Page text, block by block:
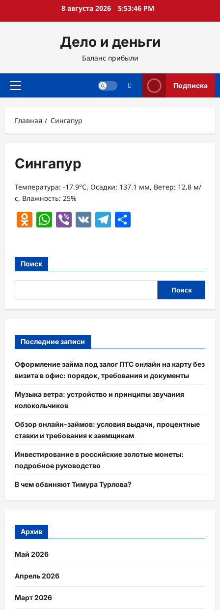
8 августа 2026 5:53:47 PM
Дело и деньги
Баланс прибыли
Основное
Подписка
Главная Сингапур
Сингапур
Температура: -17.9°C, Осадки: 137.1 мм, Ветер: 12.8 м/
с, Влажность: 25%
Odnoklassniki
WhatsApp
Viber
VK Telegram
Поиск
Поиск
Последние записи
Оформление займа под залог ПТС онлайн на карту без
визита в офис: порядок, требования и документы
Музыка ветра: устройство и принципы звучания
колокольчиков
Обзор онлайн-займов: условия выдачи, процентные
ставки и требования к заемщикам
Инвестирование в российские золотые монеты:
подробное руководство
В чем обвиняют Тимура Турлова?
Архив
Май 2026
Апрель 2026
Март 2026